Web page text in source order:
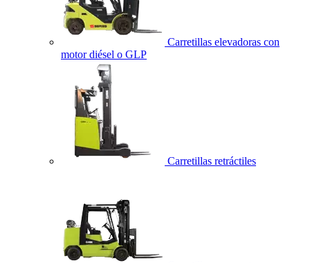
Carretillas elevadoras con
motor diésel o GLP
Carretillas retráctiles